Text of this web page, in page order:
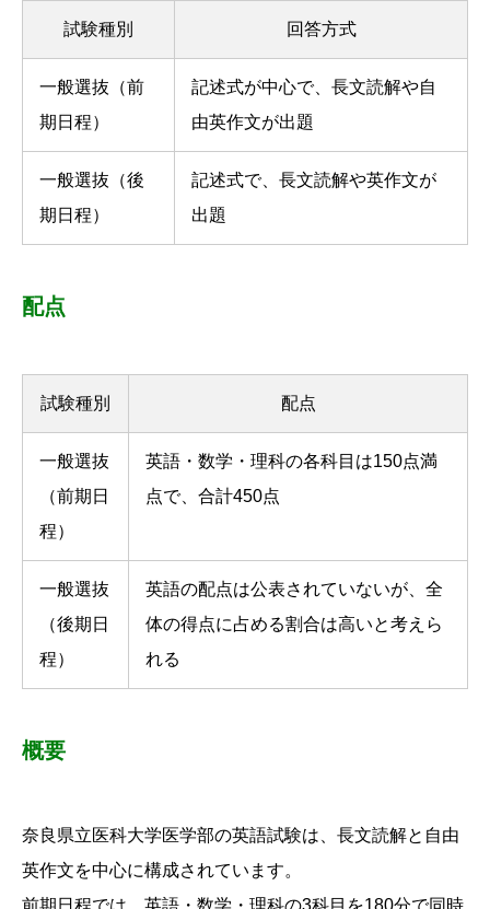
試験種別 回答方式
一般選抜（前
期日程）
記述式が中心で、長文読解や自
由英作文が出題
一般選抜（後
期日程）
記述式で、長文読解や英作文が
出題
配点
試験種別 配点
一般選抜
（前期日
程）
英語・数学・理科の各科目は150点満
点で、合計450点
一般選抜
（後期日
程）
英語の配点は公表されていないが、全
体の得点に占める割合は高いと考えら
れる
概要
奈良県立医科大学医学部の英語試験は、長文読解と自由
英作文を中心に構成されています。
前期日程では、英語・数学・理科の3科目を180分で同時